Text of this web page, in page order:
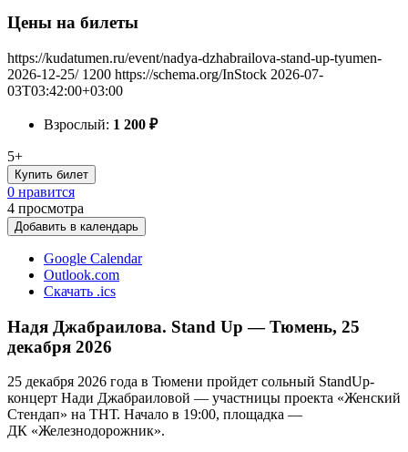
Цены на билеты
https://kudatumen.ru/event/nadya-dzhabrailova-stand-up-tyumen-
2026-12-25/ 1200 https://schema.org/InStock 2026-07-
03T03:42:00+03:00
Взрослый: 1 200 ₽
5+
Купить билет
0 нравится
4 просмотра
Добавить в календарь
Google Calendar
Outlook.com
Скачать .ics
Надя Джабраилова. Stand Up — Тюмень, 25
декабря 2026
25 декабря 2026 года в Тюмени пройдет сольный StandUp-
концерт Нади Джабраиловой — участницы проекта «Женский
Стендап» на ТНТ. Начало в 19:00, площадка —
ДК «Железнодорожник».